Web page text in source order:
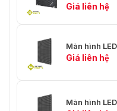
Giá liên hệ
Màn hình
Giá liên hệ
Màn hình